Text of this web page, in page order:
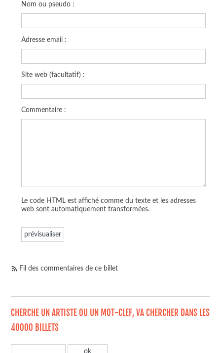
Nom ou pseudo :
Adresse email :
Site web (facultatif) :
Commentaire :
Le code HTML est affiché comme du texte et les adresses
web sont automatiquement transformées.
Fil des commentaires de ce billet
CHERCHE UN ARTISTE OU UN MOT-CLEF, VA CHERCHER DANS LES
40000 BILLETS